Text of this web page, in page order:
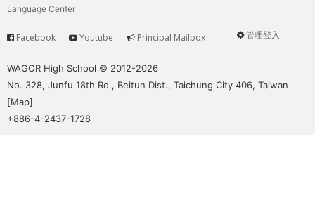
Language Center
User
管理登入
Service
Facebook Youtube Principal Mailbox
WAGOR High School © 2012-2026
No. 328, Junfu 18th Rd., Beitun Dist., Taichung City 406, Taiwan
[Map]
+886-4-2437-1728